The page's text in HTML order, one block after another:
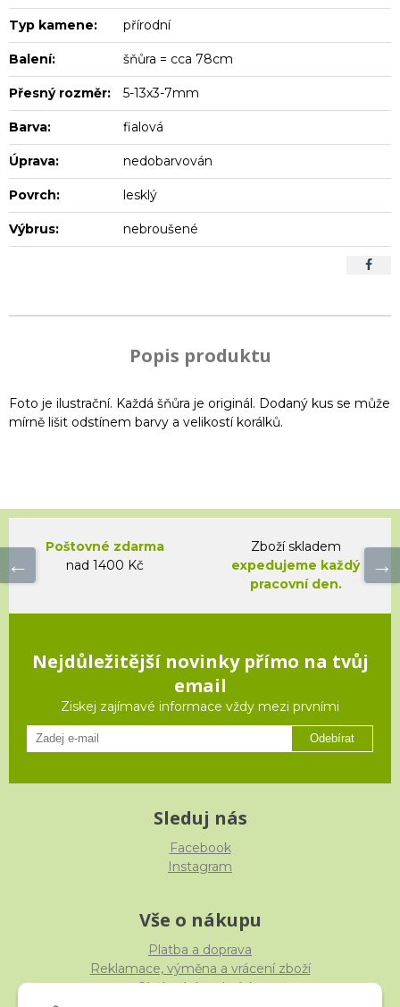
Typ kamene: přírodní
Balení: šňůra = cca 78cm
Přesný rozměr: 5-13x3-7mm
Barva: fialová
Úprava: nedobarvován
Povrch: lesklý
Výbrus: nebroušené
Popis produktu
Foto je ilustrační. Každá šňůra je originál. Dodaný kus se může
mírně lišit odstínem barvy a velikostí korálků.
Poštovné zdarma
nad 1400 Kč
Zboží skladem
expedujeme každý
pracovní den.
Nejdůležitější novinky přímo na tvůj
email
Ziskej zajímavé informace vždy mezi prvními
Odebírat
Sleduj nás
Facebook
Instagram
Vše o nákupu
Platba a doprava
Reklamace, výměna a vrácení zboží
Obchodní podmínky